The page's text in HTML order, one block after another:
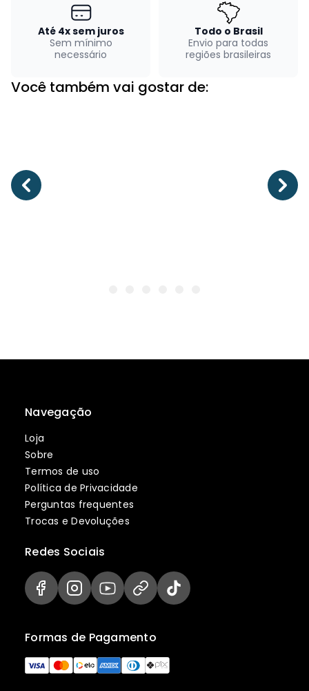
Até 4x sem juros
Sem mínimo
necessário
Todo o Brasil
Envio para todas
regiões brasileiras
Você também vai gostar de:
Navegação
Loja
Sobre
Termos de uso
Política de Privacidade
Perguntas frequentes
Trocas e Devoluções
Formas de Pagamento
Redes Sociais